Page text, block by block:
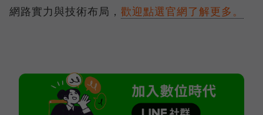
網路實力與技術布局， 歡迎點選官網了解更多。